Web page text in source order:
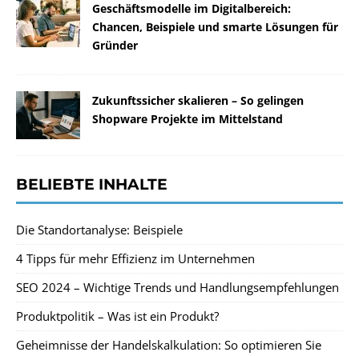
Geschäftsmodelle im Digitalbereich:
Chancen, Beispiele und smarte Lösungen für
Gründer
Zukunftssicher skalieren – So gelingen
Shopware Projekte im Mittelstand
BELIEBTE INHALTE
Die Standortanalyse: Beispiele
4 Tipps für mehr Effizienz im Unternehmen
SEO 2024 – Wichtige Trends und Handlungsempfehlungen
Produktpolitik – Was ist ein Produkt?
Geheimnisse der Handelskalkulation: So optimieren Sie